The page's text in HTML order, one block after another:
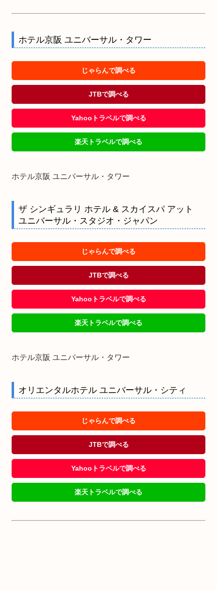
ホテル京阪 ユニバーサル・タワー
じゃらんで調べる
JTBで調べる
Yahooトラベルで調べる
楽天トラベルで調べる
ホテル京阪 ユニバーサル・タワー
ザ シンギュラリ ホテル & スカイスパ アット
ユニバーサル・スタジオ・ジャパン
じゃらんで調べる
JTBで調べる
Yahooトラベルで調べる
楽天トラベルで調べる
ホテル京阪 ユニバーサル・タワー
オリエンタルホテル ユニバーサル・シティ
じゃらんで調べる
JTBで調べる
Yahooトラベルで調べる
楽天トラベルで調べる